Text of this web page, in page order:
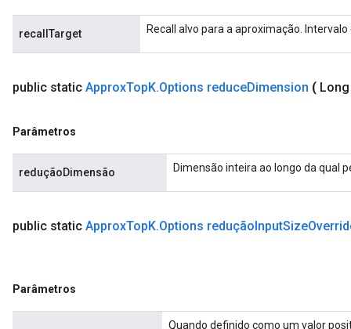
recallTarget Recall alvo para a aproximação. Intervalo
public static ApproxTopK.Options reduceDimension (
Parâmetros
reduçãoDimensão Dimensão inteira ao longo da qual
public static ApproxTopK.Options reduçãoInputSize
Parâmetros
Quando definido como um valor